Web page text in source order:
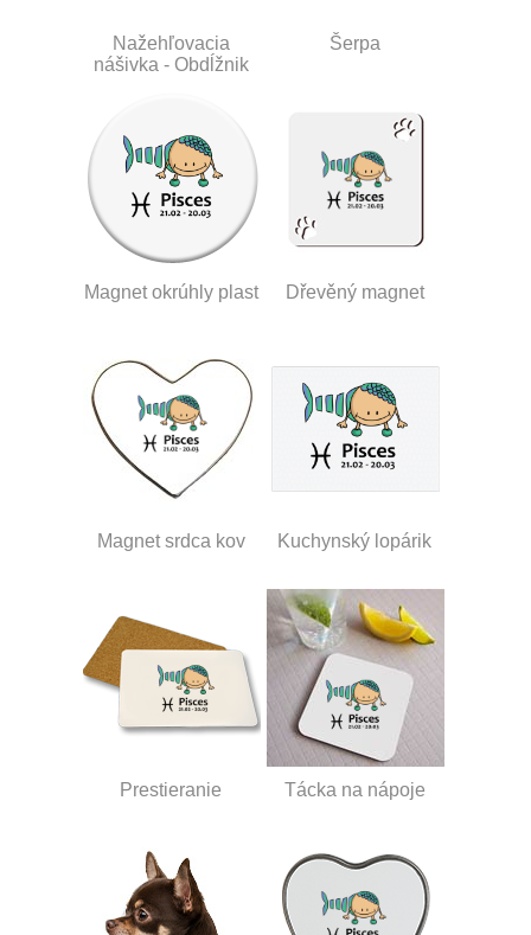
Nažehľovacia
nášivka - Obdĺžnik
Šerpa
Magnet okrúhly plast Dřevěný magnet
Magnet srdca kov Kuchynský lopárik
Prestieranie Tácka na nápoje